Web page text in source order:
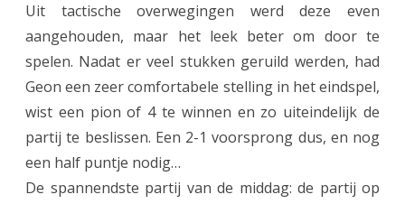
Uit tactische overwegingen werd deze even
aangehouden, maar het leek beter om door te
spelen. Nadat er veel stukken geruild werden, had
Geon een zeer comfortabele stelling in het eindspel,
wist een pion of 4 te winnen en zo uiteindelijk de
partij te beslissen. Een 2-1 voorsprong dus, en nog
een half puntje nodig…
De spannendste partij van de middag: de partij op